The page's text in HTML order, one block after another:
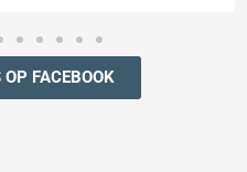
OP FACEBOOK